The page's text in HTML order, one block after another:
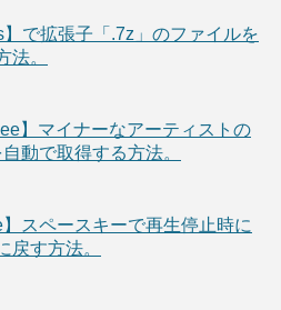
】で拡張子「.7z」のファイルを
法。
】マイナーなアーティストの
動で取得する方法。
】スペースキーで再生停止時に
戻す方法。